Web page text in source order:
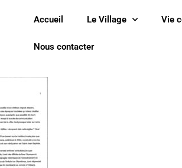
Accueil Le Village Vie
Nous contacter